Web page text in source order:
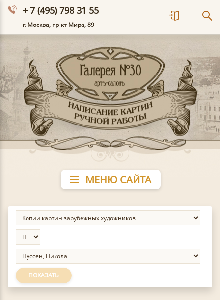
+ 7 (495) 798 31 55
г. Москва, пр-кт Мира, 89
МЕНЮ САЙТА
ПОКАЗАТЬ